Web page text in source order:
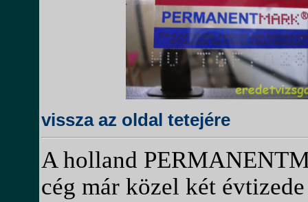
vissza az oldal tetejére
A holland
cég már közel két